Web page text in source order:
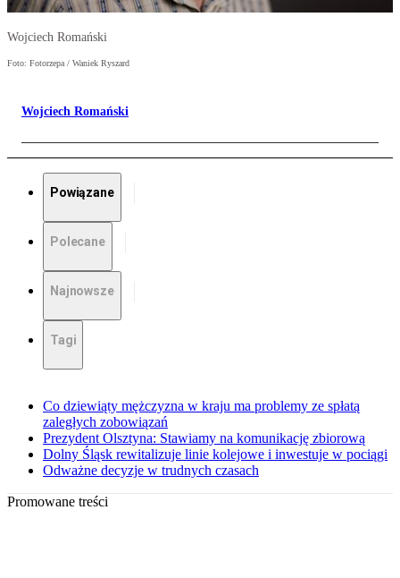
Wojciech Romański
Foto: Fotorzepa / Waniek Ryszard
Wojciech Romański
Powiązane
Polecane
Najnowsze
Tagi
Co dziewiąty mężczyzna w kraju ma problemy ze spłatą
zaległych zobowiązań
Prezydent Olsztyna: Stawiamy na komunikację zbiorową
Dolny Śląsk rewitalizuje linie kolejowe i inwestuje w pociągi
Odważne decyzje w trudnych czasach
Promowane treści